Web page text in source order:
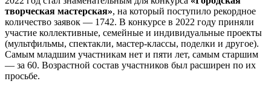
творческая мастерская», на который поступило рекордное
количество заявок — 1742. В конкурсе в 2022 году приняли
участие коллективные, семейные и индивидуальные проекты
(мультфильмы, спектакли, мастер-классы, поделки и другое).
Самым младшим участникам нет и пяти лет, самым старшим
— за 60. Возрастной состав участников был расширен по их
просьбе.